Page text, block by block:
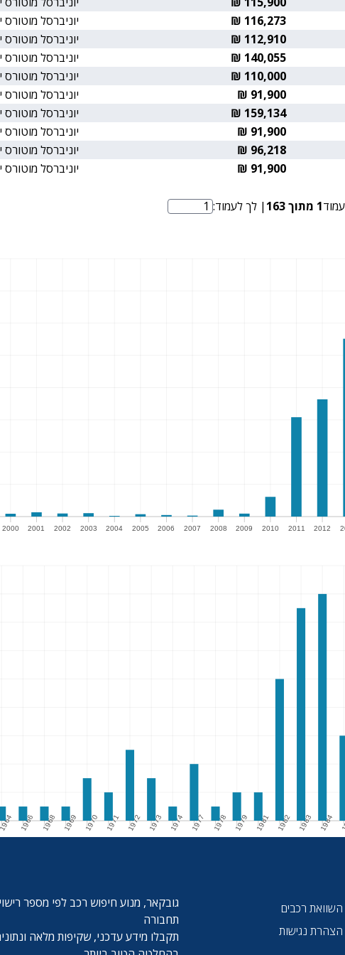
116,273 ₪
יוניברסל
112,910 ₪
יוניברסל
140,055 ₪
יוניברסל
110,000 ₪
יוניברסל
91,900 ₪
יוניברסל
159,134 ₪
יוניברסל
91,900 ₪
יוניברסל
96,218 ₪
יוניברסל
91,900 ₪ יוניברסל
עמוד1 מתוך163 מספר עמוד
| לך לעמוד:
2000 2001 2002 2003 2004 2005 2006 2007 2008 2009 2010 2011 2012
1966 1968 1969 1970 1971 1972 1973 1974 1977 1978 1979 1981 1982 1983 1984
השוואת רכבים
הצהרת נגישות
גובקאר, מנוע חיפוש רכב לפי מספר
תחבורה
תקבלו מידע עדכני, שקיפות מלאה